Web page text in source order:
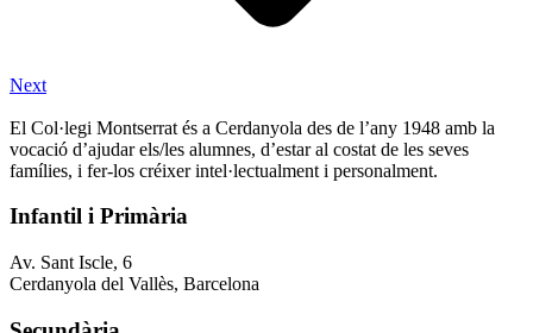
Next
El Col·legi Montserrat és a Cerdanyola des de l’any 1948 amb la
vocació d’ajudar els/les alumnes, d’estar al costat de les seves
famílies, i fer-los créixer intel·lectualment i personalment.
Infantil i Primària
Av. Sant Iscle, 6
Cerdanyola del Vallès, Barcelona